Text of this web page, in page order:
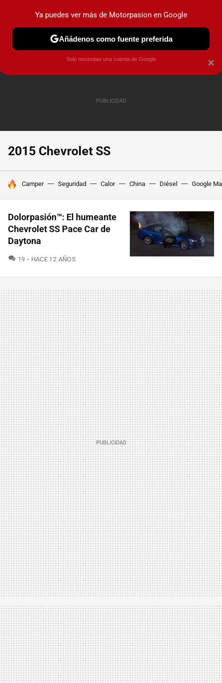
PRUEBAS COCHES ELÉCTRICOS OBSERVATORIO
2015 Chevrolet SS
HOY SE HABLA DE
Camper Seguridad Calor China Diésel Google
Dolorpasión™: El humeante
Chevrolet SS Pace Car de
Daytona
19 COMENTARIOS
HACE 12 AÑOS
×
Ya puedes ver más de Motorpasion en Google
Añádenos como fuente preferida
Solo necesitas una cuenta de Google